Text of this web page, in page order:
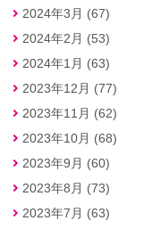
2024年3月 (67)
2024年2月 (53)
2024年1月 (63)
2023年12月 (77)
2023年11月 (62)
2023年10月 (68)
2023年9月 (60)
2023年8月 (73)
2023年7月 (63)